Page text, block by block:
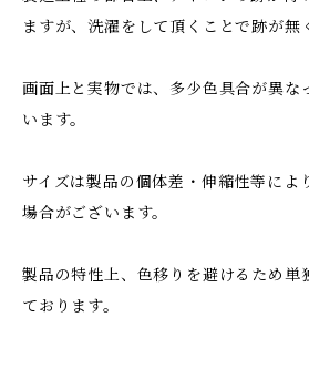
ますが、洗濯をして頂くことで跡が無
画面上と実物では、多少色具合が異な
います。
サイズは製品の個体差・伸縮性等によ
場合がございます。
製品の特性上、色移りを避けるため単
ております。